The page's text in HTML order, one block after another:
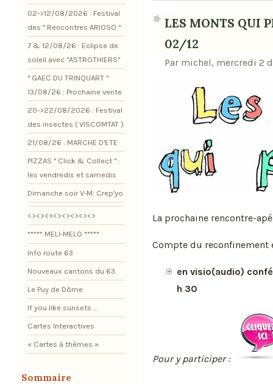
LES MONTS QUI
02/12
Par michel, mercredi 2
La prochaine rencontre-
Compte du
en visio(audio)
h 30
Pour y participer :
02->12/08/2026 : Festival
des " Rencontres ARIOSO "
7 & 12/08/26 : Eclipse de
soleil avec "ASTROTHIERS"
" GAEC DU TRINQUART "
13/08/26 : Prochaine vente
20->22/08/2026 : Festival
des insectes ( VISCOMTAT )
21/08/26 : MARCHE D'ETE
PIZZAS " Click & Collect " :
les vendredis et samedis
Dimanche soir V-M: Crep'yo
<><><><><><><><>
***** MELI-MELO *****
Info route 63
Nouveaux cantons du 63
Le Puy de Dôme
If you like sunsets ...
Cartes Interactives
« Cartes à thèmes »
Sommaire